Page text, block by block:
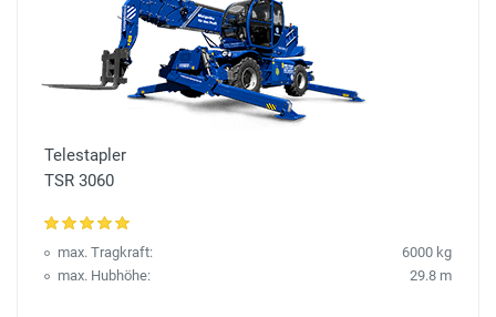
Telestapler
TSR 3060
max. Tragkraft:
6000 kg
max. Hubhöhe:
29.8 m